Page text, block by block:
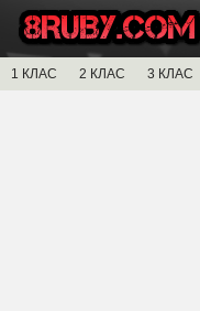
1 КЛАС 2 КЛАС 3 КЛАС